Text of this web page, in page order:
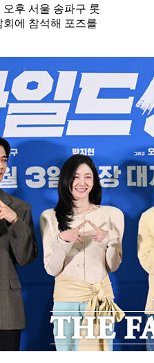
후 서울 송파구 롯
에 참석해 포즈를